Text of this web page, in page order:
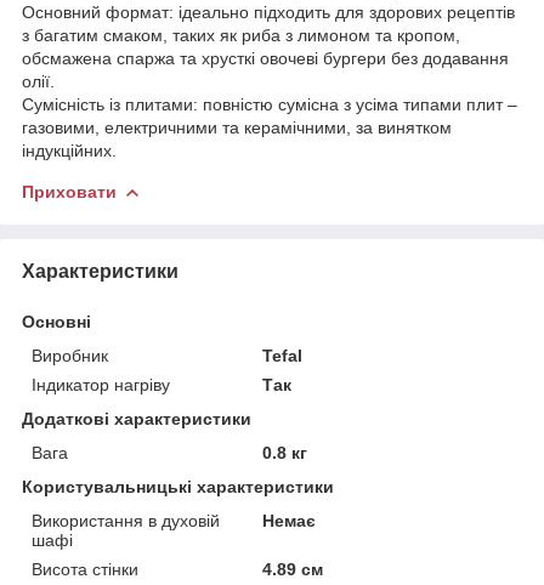
Основний формат: ідеально підходить для здорових рецептів
з багатим смаком, таких як риба з лимоном та кропом,
обсмажена спаржа та хрусткі овочеві бургери без додавання
олії.
Сумісність із плитами: повністю сумісна з усіма типами плит –
газовими, електричними та керамічними, за винятком
індукційних.
Приховати
Характеристики
Основні
Виробник
Tefal
Індикатор нагріву
Так
Додаткові характеристики
Вага
0.8 кг
Користувальницькі характеристики
Використання в духовій
шафі
Немає
Висота стінки
4.89 см